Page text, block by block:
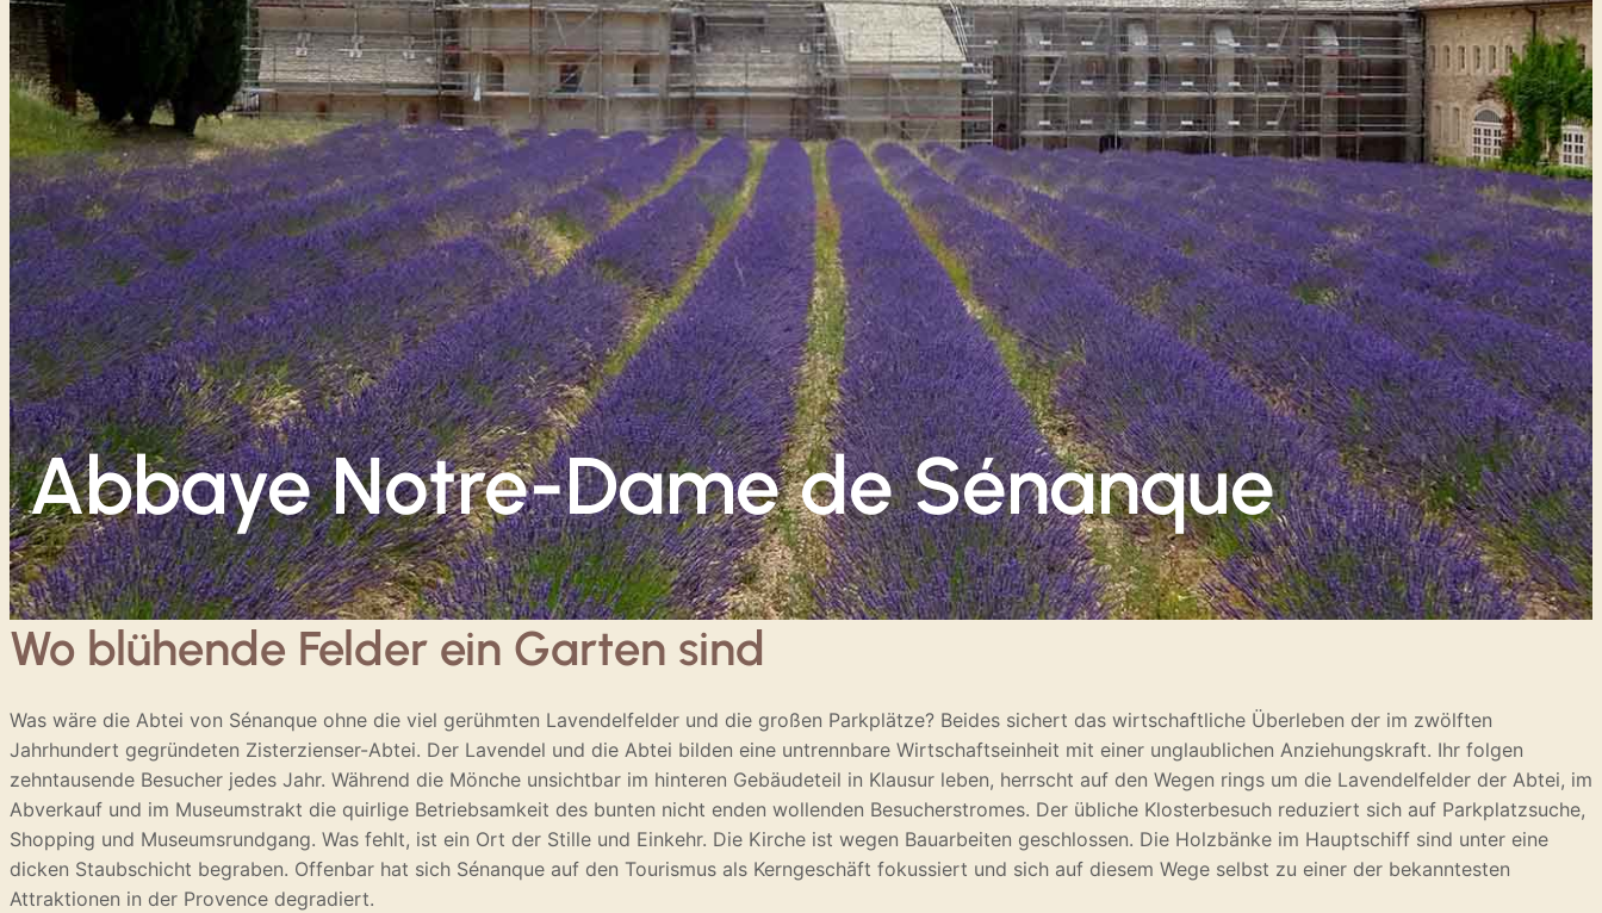
Abbaye Notre-Dame de Sénanque
Wo blühende Felder ein Garten sind
Was wäre die Abtei von Sénanque ohne die viel gerühmten Lavendelfelder und die großen Parkplätze? Beides sichert das wirtschaftliche Überleben der im zwölften
Jahrhundert gegründeten Zisterzienser-Abtei. Der Lavendel und die Abtei bilden eine untrennbare Wirtschaftseinheit mit einer unglaublichen Anziehungskraft. Ihr folgen
zehntausende Besucher jedes Jahr. Während die Mönche unsichtbar im hinteren Gebäudeteil in Klausur leben, herrscht auf den Wegen rings um die Lavendelfelder der Abtei, im
Abverkauf und im Museumstrakt die quirlige Betriebsamkeit des bunten nicht enden wollenden Besucherstromes. Der übliche Klosterbesuch reduziert sich auf Parkplatzsuche,
Shopping und Museumsrundgang. Was fehlt, ist ein Ort der Stille und Einkehr. Die Kirche ist wegen Bauarbeiten geschlossen. Die Holzbänke im Hauptschiff sind unter eine
dicken Staubschicht begraben. Offenbar hat sich Sénanque auf den Tourismus als Kerngeschäft fokussiert und sich auf diesem Wege selbst zu einer der bekanntesten
Attraktionen in der Provence degradiert.